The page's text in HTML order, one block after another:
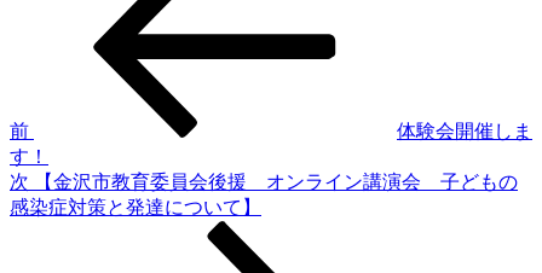
ゲ
ー
シ
前
体験会開催しま
す！
次
の
次
【金沢市教育委員会後援 オンライン講演会 子どもの
感染症対策と発達について】